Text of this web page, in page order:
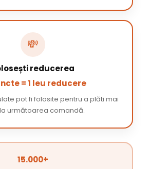
💸
reducerea
= 1 leu reducere
pot fi folosite pentru a plăti mai
următoarea comandă.
15.000+